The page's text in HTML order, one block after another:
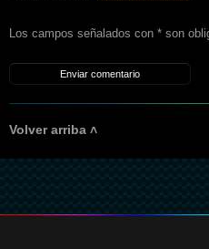
Los campos señalados con * son
Volver arriba ˄